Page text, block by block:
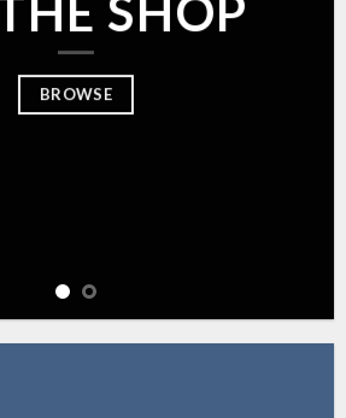
BROWSE